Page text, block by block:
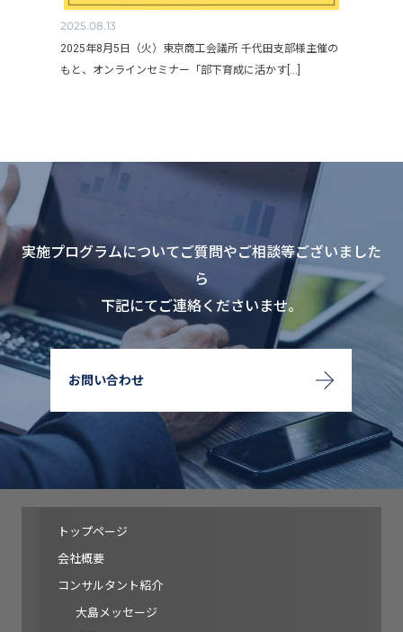
2025.08.13
2025年8月5日（火）東京商工会議所 千代田支部様主催の
もと、オンラインセミナー「部下育成に活かす[...]
実施プログラムについてご質問やご相談等ございました
ら
下記にてご連絡くださいませ。
お問い合わせ
トップページ
会社概要
コンサルタント紹介
大島メッセージ